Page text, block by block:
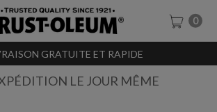
GRATUITE ET RAPIDE
0
LE JOUR MÊME